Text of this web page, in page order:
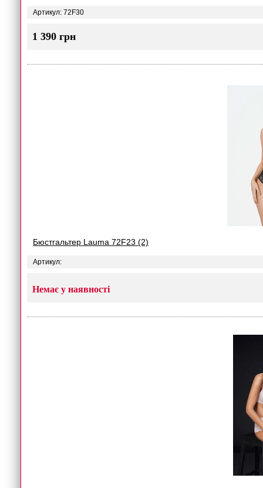
Артикул: 72F30
1 390 грн
Бюстгальтер Lauma 72F23 (2)
Артикул:
Немає у наявності